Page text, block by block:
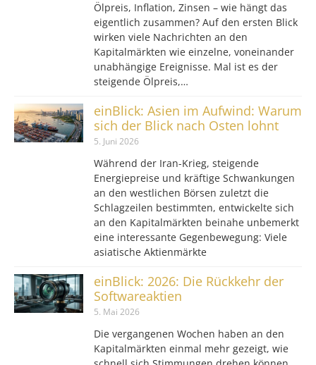
Ölpreis, Inflation, Zinsen – wie hängt das
eigentlich zusammen? Auf den ersten Blick
wirken viele Nachrichten an den
Kapitalmärkten wie einzelne, voneinander
unabhängige Ereignisse. Mal ist es der
steigende Ölpreis,…
einBlick: Asien im Aufwind: Warum
sich der Blick nach Osten lohnt
5. Juni 2026
Während der Iran-Krieg, steigende
Energiepreise und kräftige Schwankungen
an den westlichen Börsen zuletzt die
Schlagzeilen bestimmten, entwickelte sich
an den Kapitalmärkten beinahe unbemerkt
eine interessante Gegenbewegung: Viele
asiatische Aktienmärkte
einBlick: 2026: Die Rückkehr der
Softwareaktien
5. Mai 2026
Die vergangenen Wochen haben an den
Kapitalmärkten einmal mehr gezeigt, wie